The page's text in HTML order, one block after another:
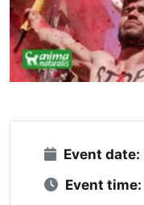
Event date:
Event time: